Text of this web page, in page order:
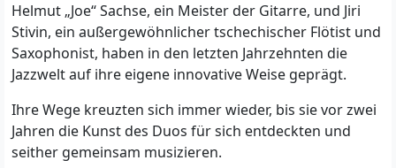
Helmut „Joe“ Sachse, ein Meister der Gitarre, und Jiri
Stivin, ein außergewöhnlicher tschechischer Flötist und
Saxophonist, haben in den letzten Jahrzehnten die
Jazzwelt auf ihre eigene innovative Weise geprägt.
Ihre Wege kreuzten sich immer wieder, bis sie vor zwei
Jahren die Kunst des Duos für sich entdeckten und
seither gemeinsam musizieren.